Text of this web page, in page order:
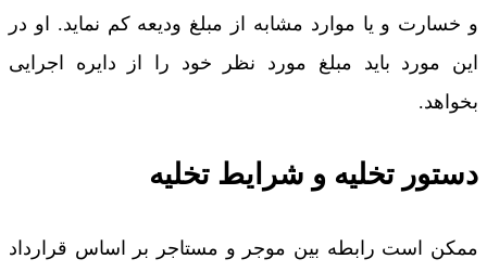
و خسارت و یا موارد مشابه از مبلغ ودیعه کم نماید. او در
این مورد باید مبلغ مورد نظر خود را از دایره اجرایی
بخواهد.
دستور تخلیه و شرایط تخلیه
ممکن است رابطه بین موجر و مستاجر بر اساس قرارداد